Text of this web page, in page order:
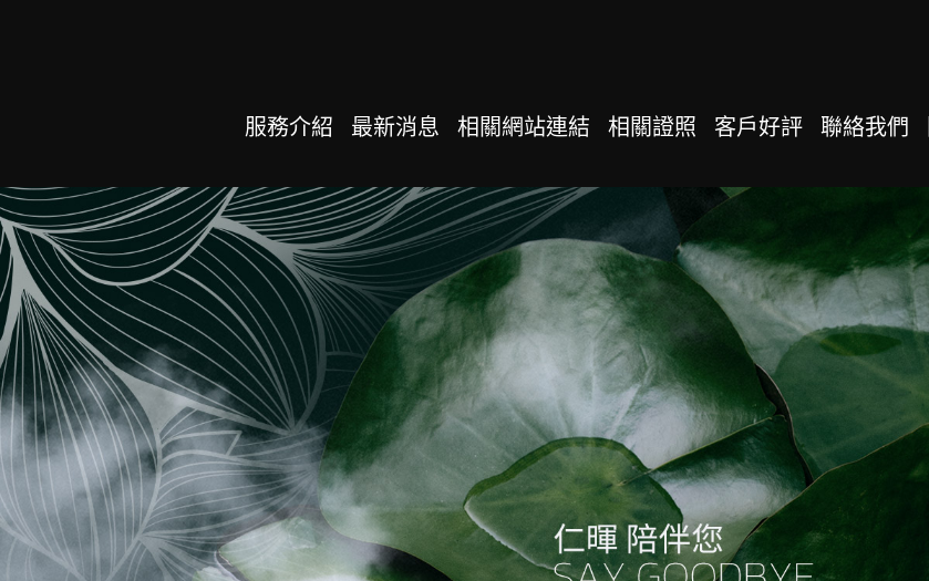
服務介紹 最新消息 相關網站連結 相關證照 客戶好評 聯絡我們